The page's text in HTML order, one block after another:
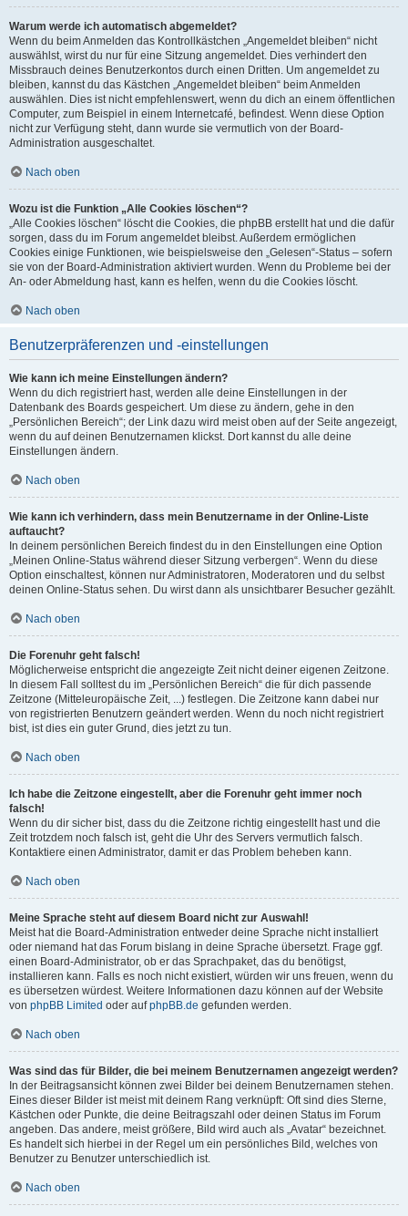
Warum werde ich automatisch abgemeldet?
Wenn du beim Anmelden das Kontrollkästchen „Angemeldet bleiben“ nicht
auswählst, wirst du nur für eine Sitzung angemeldet. Dies verhindert den
Missbrauch deines Benutzerkontos durch einen Dritten. Um angemeldet zu
bleiben, kannst du das Kästchen „Angemeldet bleiben“ beim Anmelden
auswählen. Dies ist nicht empfehlenswert, wenn du dich an einem öffentlichen
Computer, zum Beispiel in einem Internetcafé, befindest. Wenn diese Option
nicht zur Verfügung steht, dann wurde sie vermutlich von der Board-
Administration ausgeschaltet.
Nach oben
Wozu ist die Funktion „Alle Cookies löschen“?
„Alle Cookies löschen“ löscht die Cookies, die phpBB erstellt hat und die dafür
sorgen, dass du im Forum angemeldet bleibst. Außerdem ermöglichen
Cookies einige Funktionen, wie beispielsweise den „Gelesen“-Status – sofern
sie von der Board-Administration aktiviert wurden. Wenn du Probleme bei der
An- oder Abmeldung hast, kann es helfen, wenn du die Cookies löscht.
Nach oben
Benutzerpräferenzen und -einstellungen
Wie kann ich meine Einstellungen ändern?
Wenn du dich registriert hast, werden alle deine Einstellungen in der
Datenbank des Boards gespeichert. Um diese zu ändern, gehe in den
„Persönlichen Bereich“; der Link dazu wird meist oben auf der Seite angezeigt,
wenn du auf deinen Benutzernamen klickst. Dort kannst du alle deine
Einstellungen ändern.
Nach oben
Wie kann ich verhindern, dass mein Benutzername in der Online-Liste
auftaucht?
In deinem persönlichen Bereich findest du in den Einstellungen eine Option
„Meinen Online-Status während dieser Sitzung verbergen“. Wenn du diese
Option einschaltest, können nur Administratoren, Moderatoren und du selbst
deinen Online-Status sehen. Du wirst dann als unsichtbarer Besucher gezählt.
Nach oben
Die Forenuhr geht falsch!
Möglicherweise entspricht die angezeigte Zeit nicht deiner eigenen Zeitzone.
In diesem Fall solltest du im „Persönlichen Bereich“ die für dich passende
Zeitzone (Mitteleuropäische Zeit, ...) festlegen. Die Zeitzone kann dabei nur
von registrierten Benutzern geändert werden. Wenn du noch nicht registriert
bist, ist dies ein guter Grund, dies jetzt zu tun.
Nach oben
Ich habe die Zeitzone eingestellt, aber die Forenuhr geht immer noch
falsch!
Wenn du dir sicher bist, dass du die Zeitzone richtig eingestellt hast und die
Zeit trotzdem noch falsch ist, geht die Uhr des Servers vermutlich falsch.
Kontaktiere einen Administrator, damit er das Problem beheben kann.
Nach oben
Meine Sprache steht auf diesem Board nicht zur Auswahl!
Meist hat die Board-Administration entweder deine Sprache nicht installiert
oder niemand hat das Forum bislang in deine Sprache übersetzt. Frage ggf.
einen Board-Administrator, ob er das Sprachpaket, das du benötigst,
installieren kann. Falls es noch nicht existiert, würden wir uns freuen, wenn du
es übersetzen würdest. Weitere Informationen dazu können auf der Website
von phpBB Limited oder aufphpBB.de gefunden werden.
Nach oben
Was sind das für Bilder, die bei meinem Benutzernamen angezeigt werden?
In der Beitragsansicht können zwei Bilder bei deinem Benutzernamen stehen.
Eines dieser Bilder ist meist mit deinem Rang verknüpft: Oft sind dies Sterne,
Kästchen oder Punkte, die deine Beitragszahl oder deinen Status im Forum
angeben. Das andere, meist größere, Bild wird auch als „Avatar“ bezeichnet.
Es handelt sich hierbei in der Regel um ein persönliches Bild, welches von
Benutzer zu Benutzer unterschiedlich ist.
Nach oben